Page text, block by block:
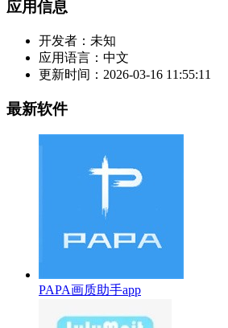
应用信息
开发者： 未知
应用语言： 中文
更新时间： 2026-03-16 11:55:11
最新软件
PAPA画质助手app